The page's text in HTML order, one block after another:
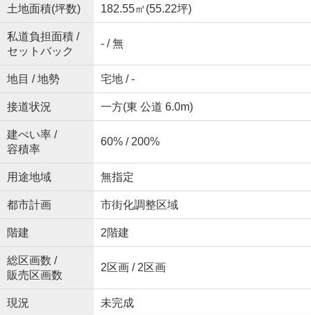
土地面積(坪数) 182.55㎡(55.22坪)
私道負担面積 /
セットバック
- / 無
地目 / 地勢 宅地 / -
接道状況 一方(東 公道 6.0m)
建ぺい率 /
容積率
60% / 200%
用途地域 無指定
都市計画 市街化調整区域
階建 2階建
総区画数 /
販売区画数
2区画 / 2区画
現況 未完成